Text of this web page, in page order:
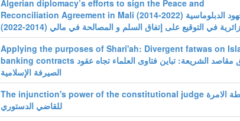
Algerian diplomacy’s efforts to sign the Peace and
Reconciliation Agreement in Mali (2014-2022) جهود الدبلوماسية
في التوقيع على إتفاق السلم و المصالحة في مالي (2014-2022)
Applying the purposes of Shari'ah: Divergent fatwas on
banking contracts تطبيق مقاصد الشريعة: تباين فتاوى العلماء تجاه عقود
الصيرفة الإسلامية
The injunction's power of the constitutional judge السلطة الامرة
للقاضي الدستوري